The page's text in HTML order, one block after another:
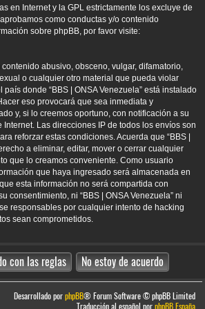
en Internet y la GPL estrictamente los excluye de
como conductas y/o contenido
sobre phpBB, por favor visite:
abusivo, obsceno, vulgar, difamatorio,
o cualquier otro material que pueda violar
donde “BBS | ONSA Venezuela” está instalado
eso provocará que sea inmediata y
y, si lo creemos oportuno, con notificación a su
Internet. Las direcciones IP de todos los envíos son
reforzar estas condiciones. Acuerda que “BBS |
a eliminar, editar, mover o cerrar cualquier
que lo creamos conveniente. Como usuario
que haya ingresado será almacenada en
esta información no será compartida con
consentimiento, ni “BBS | ONSA Venezuela” ni
responsables por cualquier intento de hacking
sean comprometidos.
Desarrollado porphpBB® Forum Software © phpBB Limited
Traducción al español porphpBB España